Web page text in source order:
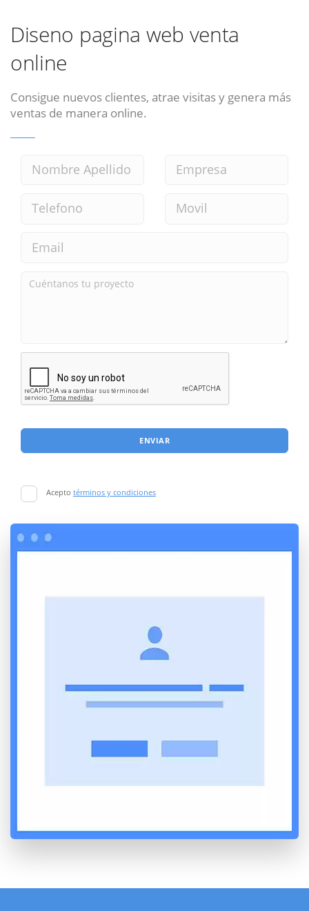
Diseno pagina web venta
online
Consigue nuevos clientes, atrae visitas y genera más
ventas de manera online.
ENVIAR
Acepto términos y condiciones